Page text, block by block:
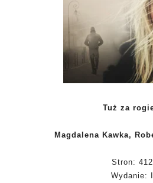
Tuż za
Magdalena Kawka,
Stron: 412
Wydanie: I